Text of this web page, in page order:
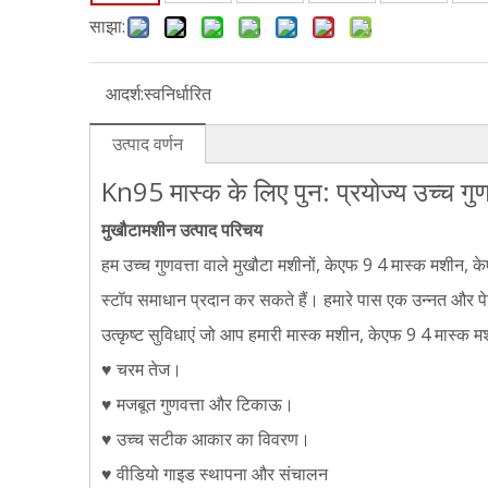
साझा:
आदर्श:स्वनिर्धारित
उत्पाद वर्णन
Kn95 मास्क के लिए पुन: प्रयोज्य उच्च
मुखौटामशीन उत्पाद परिचय
हम उच्च गुणवत्ता वाले मुखौटा मशीनों, केएफ 9 4 मास्क मशीन,
स्टॉप समाधान प्रदान कर सकते हैं। हमारे पास एक उन्नत
उत्कृष्ट सुविधाएं जो आप हमारी मास्क मशीन, केएफ 9 4 मास्क
♥ चरम तेज।
♥ मजबूत गुणवत्ता और टिकाऊ।
♥ उच्च सटीक आकार का विवरण।
♥ वीडियो गाइड स्थापना और संचालन